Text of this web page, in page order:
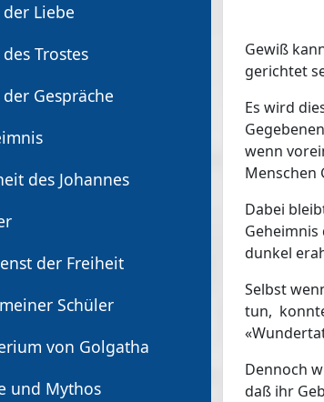
der Liebe
Trostes
Gespräche
des Johannes
der Freiheit
Schüler
von Golgatha
und Mythos
Gewiß
gerichtet
Es wird
wenn
Menschen
Dabei
dunkel
Selbst
tun,
Dennoch
daß ihr